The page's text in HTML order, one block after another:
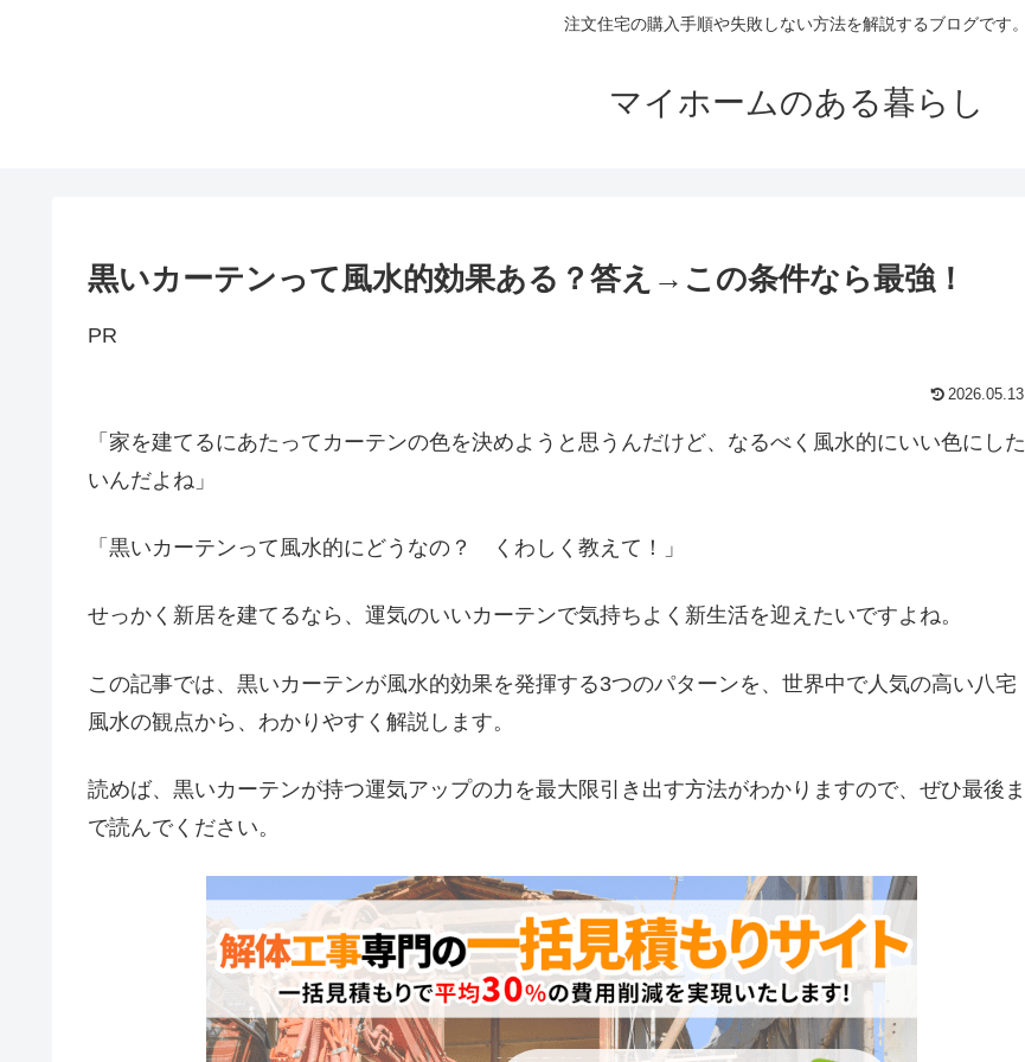
注文住宅の購入手順や失敗しない方法を解説するブログです。
マイホームのある暮らし
黒いカーテンって風水的効果ある？答え→この条件なら最強！
PR
2026.05.13
「家を建てるにあたってカーテンの色を決めようと思うんだけど、なるべく風水的にいい色にした
いんだよね」
「黒いカーテンって風水的にどうなの？ くわしく教えて！」
せっかく新居を建てるなら、運気のいいカーテンで気持ちよく新生活を迎えたいですよね。
この記事では、黒いカーテンが風水的効果を発揮する3つのパターンを、世界中で人気の高い八宅
風水の観点から、わかりやすく解説します。
読めば、黒いカーテンが持つ運気アップの力を最大限引き出す方法がわかりますので、ぜひ最後ま
で読んでください。